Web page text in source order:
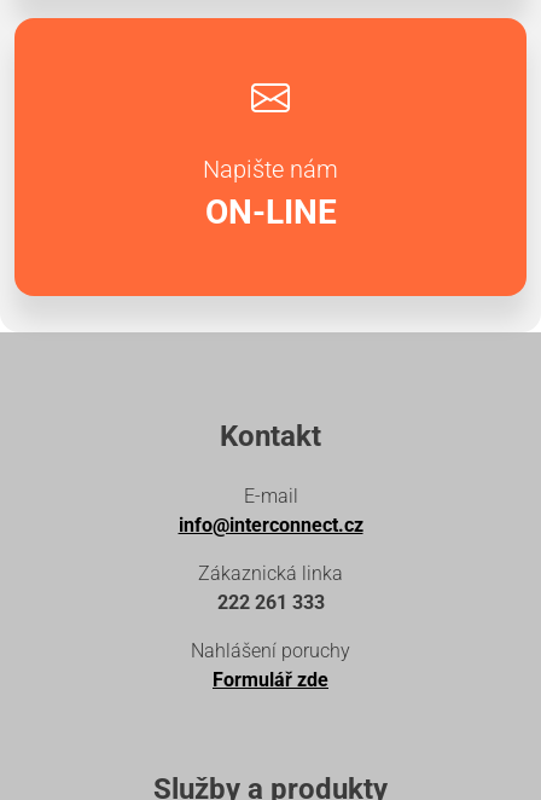
Napište nám
ON-LINE
Kontakt
E-mail
info@interconnect.cz
Zákaznická linka
222 261 333
Nahlášení poruchy
Formulář zde
Služby a produkty